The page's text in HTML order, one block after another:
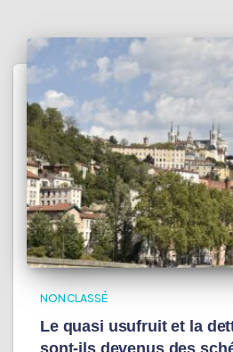
NON CLASSÉ
Le quasi usufruit et la
sont-ils devenus des